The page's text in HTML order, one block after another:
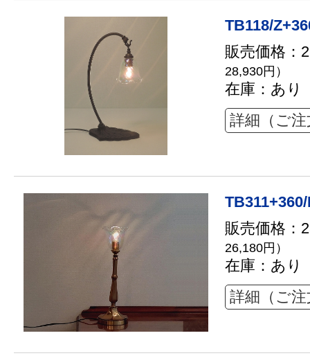
TB118/
販売価格：
28,930円）
在庫：あり
詳細（ご
販売価格：
26,180円）
在庫：あり
詳細（ご